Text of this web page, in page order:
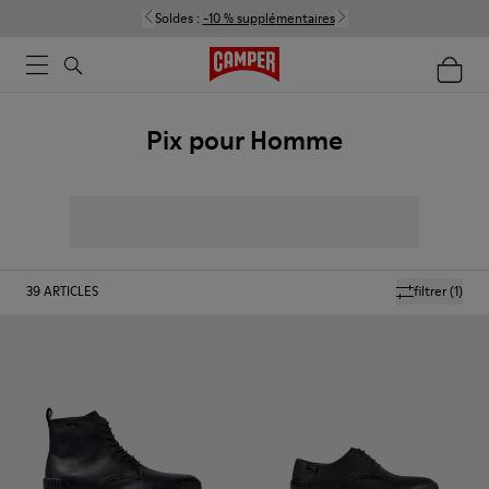
Soldes : -10 % supplémentaires
Pix pour Homme
filtrer(1)
39ARTICLES